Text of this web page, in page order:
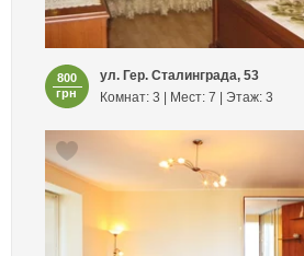
800
грн
ул. Гер. Сталинграда, 53
Комнат: 3 | Мест: 7 | Этаж: 3